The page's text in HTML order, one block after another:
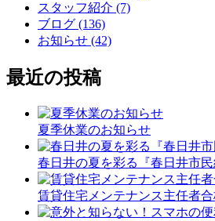
スタッフ紹介 (7)
ブログ (136)
お知らせ (42)
最近の投稿
夏季休業のお知らせ
春日井の夏を彩る『春日井市民
賃貸住宅メンテナンス主任者合